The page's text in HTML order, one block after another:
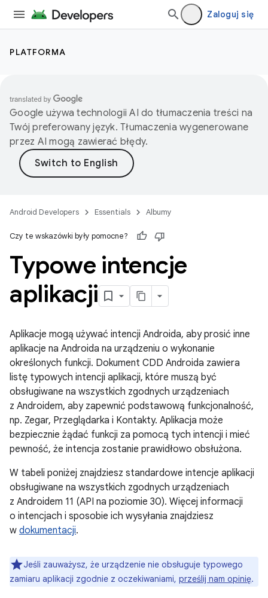
Zaloguj się
PLATFORMA
Google używa technologii AI do tłumaczenia treści na
Twój preferowany język. Tłumaczenia wygenerowane
przez AI mogą zawierać błędy.
Android Developers Essentials Albumy
Czy te wskazówki były pomocne?
Typowe intencje
aplikacji
Aplikacje mogą używać intencji Androida, aby prosić inne
aplikacje na Androida na urządzeniu o wykonanie
określonych funkcji. Dokument CDD Androida zawiera
listę typowych intencji aplikacji, które muszą być
obsługiwane na wszystkich zgodnych urządzeniach
z Androidem, aby zapewnić podstawową funkcjonalność,
np. Zegar, Przeglądarka i Kontakty. Aplikacja może
bezpiecznie żądać funkcji za pomocą tych intencji i mieć
pewność, że intencja zostanie prawidłowo obsłużona.
W tabeli poniżej znajdziesz standardowe intencje aplikacji
obsługiwane na wszystkich zgodnych urządzeniach
z Androidem 11 (API na poziomie 30). Więcej informacji
o intencjach i sposobie ich wysyłania znajdziesz
w dokumentacji.
Jeśli zauważysz, że urządzenie nie obsługuje typowego
zamiaru aplikacji zgodnie z oczekiwaniami, prześlij nam opinię.